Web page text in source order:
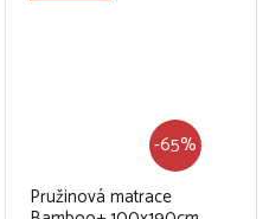
-65%
Pružinová matrace